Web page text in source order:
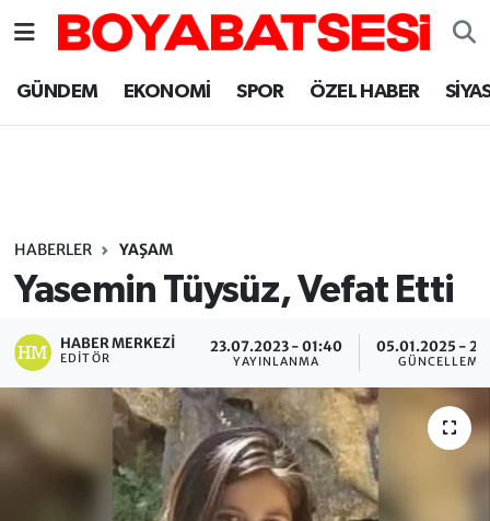
GÜNDEM EKONOMİ SPOR ÖZEL HABER
HABERLER YAŞAM
Yasemin Tüysüz, Vefat Etti
HABER MERKEZI
EDITÖR
23.07.2023 - 01:40
YAYINLANMA
05.01.2025 -
GÜNCELLEME
Sinop Nöbetçi Eczaneler
Sinop Trafik Yoğunluk Haritası
Süper Lig Puan Durumu ve Fikstür
Tüm Manşetler
Son Dakika Haberleri
Haber Arşivi